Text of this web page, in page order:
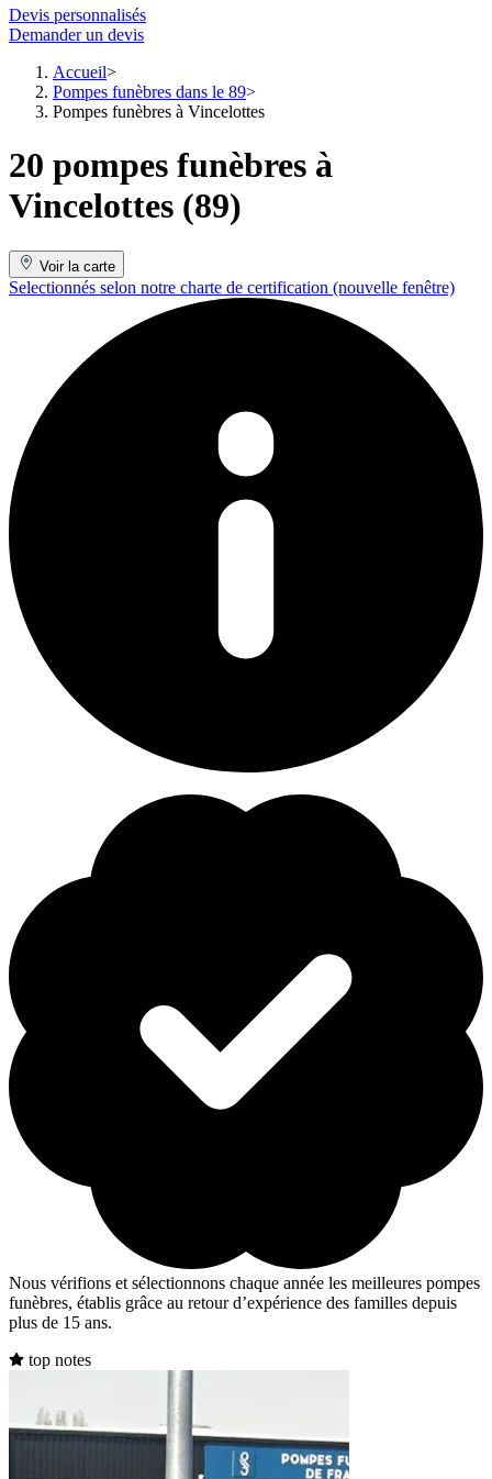
Devis personnalisés
Demander un devis
Accueil
Pompes funèbres dans le 89
Pompes funèbres à Vincelottes
20 pompes funèbres à
Vincelottes (89)
Voir la carte
Selectionnés selon notre charte de certification (nouvelle fenêtre)
Nous vérifions et sélectionnons chaque année les meilleures pompes
funèbres, établis grâce au retour d’expérience des familles depuis
plus de 15 ans.
top notes